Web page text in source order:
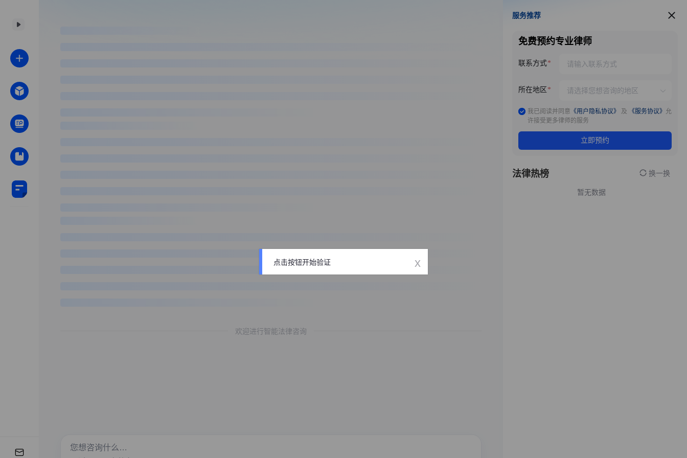
欢迎进行智能法律咨询
服务推荐
服务推荐
免费预约专业律师
联系方式
所在地区
我已阅读并同意 《用户隐私协议》 及 《服务协议》 允
许接受更多律师的服务
立即预约
法律热榜 换一换
暂无数据
点击按钮开始验证 x